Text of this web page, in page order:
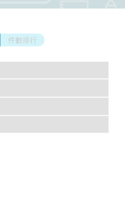
件數排行